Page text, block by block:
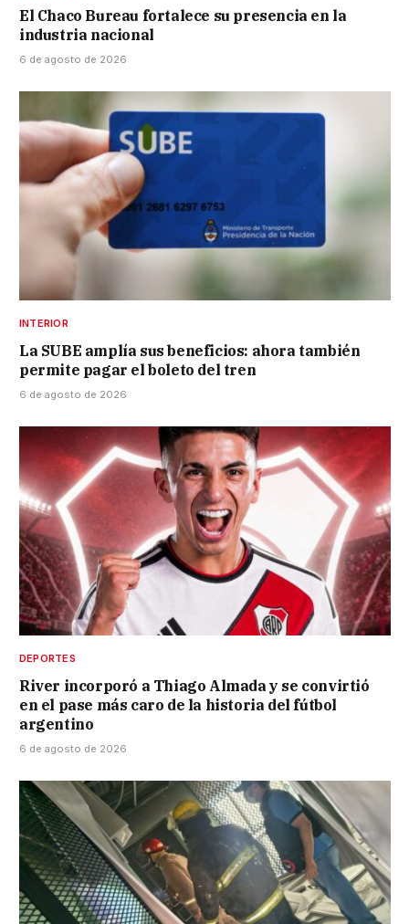
El Chaco Bureau fortalece su presencia en la
industria nacional
6 de agosto de 2026
INTERIOR
La SUBE amplía sus beneficios: ahora también
permite pagar el boleto del tren
6 de agosto de 2026
DEPORTES
River incorporó a Thiago Almada y se convirtió
en el pase más caro de la historia del fútbol
argentino
6 de agosto de 2026